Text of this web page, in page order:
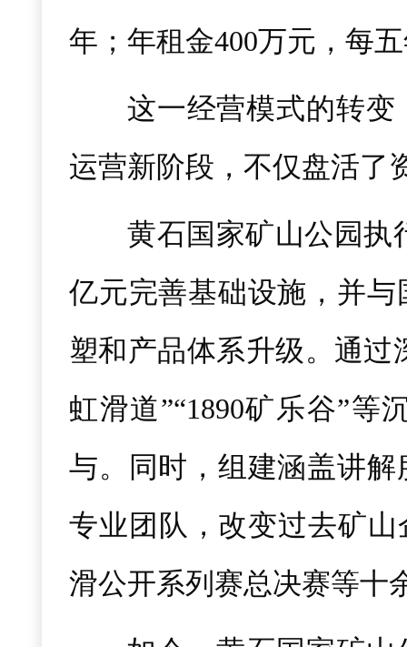
年；年租金400万元，每
这一经营模式的转
运营新阶段，不仅盘活了
黄石国家矿山公园执
亿元完善基础设施，并
塑和产品体系升级。通过
虹滑道”“1890矿乐谷”
与。同时，组建涵盖讲
专业团队，改变过去矿
滑公开系列赛总决赛等十